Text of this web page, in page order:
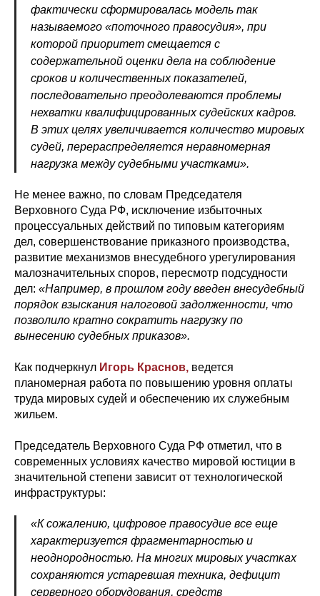
фактически сформировалась модель так
называемого «поточного правосудия», при
которой приоритет смещается с
содержательной оценки дела на соблюдение
сроков и количественных показателей,
последовательно преодолеваются проблемы
нехватки квалифицированных судейских кадров.
В этих целях увеличивается количество мировых
судей, перераспределяется неравномерная
нагрузка между судебными участками».
Не менее важно, по словам Председателя
Верховного Суда РФ, исключение избыточных
процессуальных действий по типовым категориям
дел, совершенствование приказного производства,
развитие механизмов внесудебного урегулирования
малозначительных споров, пересмотр подсудности
дел: «Например, в прошлом году введен внесудебный
порядок взыскания налоговой задолженности, что
позволило кратно сократить нагрузку по
вынесению судебных приказов».
Как подчеркнул Игорь Краснов, ведется
планомерная работа по повышению уровня оплаты
труда мировых судей и обеспечению их служебным
жильем.
Председатель Верховного Суда РФ отметил, что в
современных условиях качество мировой юстиции в
значительной степени зависит от технологической
инфраструктуры:
«К сожалению, цифровое правосудие все еще
характеризуется фрагментарностью и
неоднородностью. На многих мировых участках
сохраняются устаревшая техника, дефицит
серверного оборудования, средств